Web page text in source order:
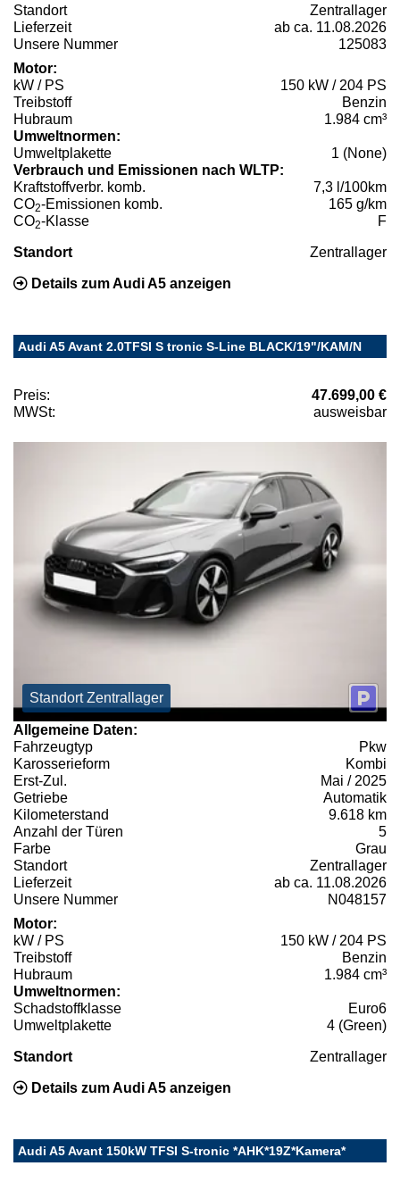
Standort
Zentrallager
Lieferzeit
ab ca. 11.08.2026
Unsere Nummer
125083
Motor:
kW / PS
150 kW / 204 PS
Treibstoff
Benzin
Hubraum
1.984 cm³
Umweltnormen:
Umweltplakette
1 (None)
Verbrauch und Emissionen nach WLTP:
Kraftstoffverbr. komb.
7,3 l/100km
CO2-Emissionen komb.
165 g/km
CO2-Klasse F
Standort Zentrallager
Details zum Audi A5 anzeigen
Audi A5 Avant 2.0TFSI S tronic S-Line BLACK/19"/KAM/N
Preis:
47.699,00 €
MWSt:
ausweisbar
Standort Zentrallager
Allgemeine Daten:
Fahrzeugtyp
Pkw
Karosserieform
Kombi
Erst-Zul.
Mai / 2025
Getriebe
Automatik
Kilometerstand
9.618 km
Anzahl der Türen
5
Farbe
Grau
Standort
Zentrallager
Lieferzeit
ab ca. 11.08.2026
Unsere Nummer
N048157
Motor:
kW / PS
150 kW / 204 PS
Treibstoff
Benzin
Hubraum
1.984 cm³
Umweltnormen:
Schadstoffklasse
Euro6
Umweltplakette
4 (Green)
Standort Zentrallager
Details zum Audi A5 anzeigen
Audi A5 Avant 150kW TFSI S-tronic *AHK*19Z*Kamera*